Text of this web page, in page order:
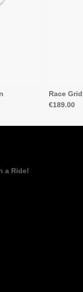
Race
€189.00
a Ride!